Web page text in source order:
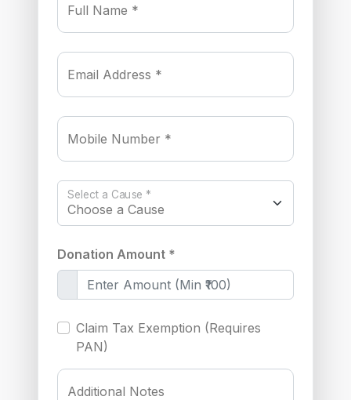
Full Name *
Email Address *
Mobile Number *
Select a Cause *
Donation Amount *
Claim Tax Exemption (Requires
PAN)
Additional Notes